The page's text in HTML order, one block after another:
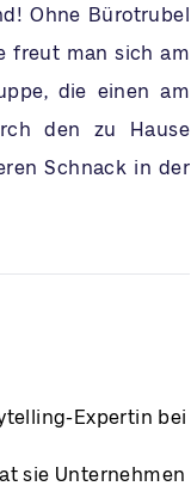
Ohne Bürotrubel
freut man sich am
die einen am
den zu Hause
Schnack in der
Expertin bei
sie Unternehmen